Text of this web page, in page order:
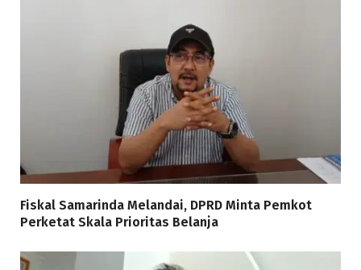
Fiskal Samarinda Melandai, DPRD Minta Pemkot
Perketat Skala Prioritas Belanja